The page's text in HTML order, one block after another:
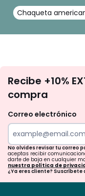
Chaqueta
Recibe +10%
compra
Correo electrónico
No olvides revisar tu correo
aceptas recibir
darte de baja en cualquier
nuestra política de
¿Ya eres cliente?